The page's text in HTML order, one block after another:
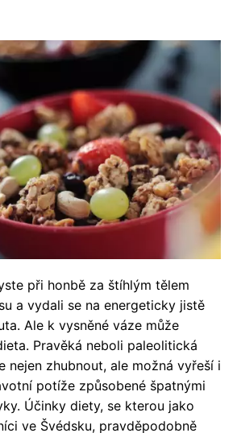
při honbě za štíhlým tělem
a vydali se na energeticky jistě
Ale k vysněné váze může
Pravěká neboli paleolitická
nejen zhubnout, ale možná vyřeší i
potíže způsobené špatnými
Účinky diety, se kterou jako
ve Švédsku, pravděpodobně